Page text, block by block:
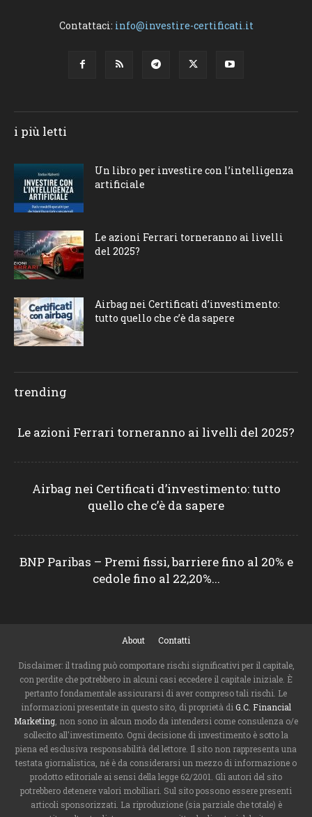
Contattaci: info@investire-certificati.it
i più letti
Un libro per investire con l’intelligenza
artificiale
Le azioni Ferrari torneranno ai livelli
del 2025?
Airbag nei Certificati d’investimento:
tutto quello che c’è da sapere
trending
Le azioni Ferrari torneranno ai livelli del 2025?
Airbag nei Certificati d’investimento: tutto
quello che c’è da sapere
BNP Paribas – Premi fissi, barriere fino al 20% e
cedole fino al 22,20%...
About Contatti
Disclaimer: il trading può comportare rischi significativi per il capitale,
con perdite che potrebbero in alcuni casi eccedere il capitale iniziale. È
pertanto fondamentale assicurarsi di aver compreso tali rischi. Le
informazioni presentate in questo sito, di proprietà di G.C. Financial
Marketing , non sono in alcun modo da intendersi come consulenza o/e
sollecito all'investimento. Ogni decisione di investimento è sotto la
piena ed esclusiva responsabilità del lettore. Il sito non rappresenta una
testata giornalistica, né è da considerarsi un mezzo di informazione o
prodotto editoriale ai sensi della legge 62/2001. Gli autori del sito
potrebbero detenere valori mobiliari. Sul sito possono essere presenti
articoli sponsorizzati. La riproduzione (sia parziale che totale) è